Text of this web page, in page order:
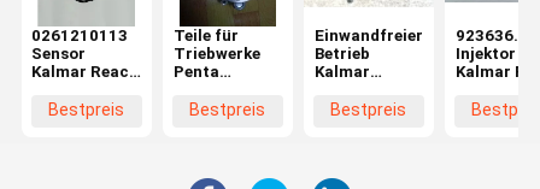
0261210113
Sensor
Kalmar Reach
Bestpreis
Teile für
Triebwerke
Penta
Bestpreis
Einwandfreier
Betrieb
Kalmar
Ersatzteile
Technologie
Bestpreis
Injektor
Kalmar